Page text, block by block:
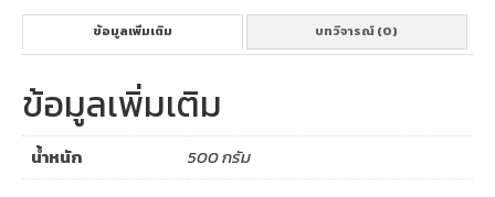
ข้อมูลเพิ่มเติม บทวิจารณ์ (0)
ข้อมูลเพิ่มเติม
น้ำหนัก 500 กรัม